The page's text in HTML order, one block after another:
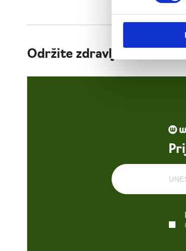
Održite zdravlje vrata i